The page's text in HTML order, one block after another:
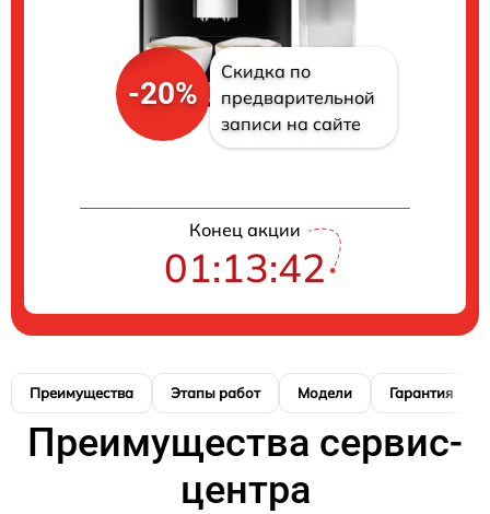
-20%
Скидка по
предварительной
записи на сайте
Конец акции
01:13:41
Преимущества Этапы работ Модели Гарантия
Преимущества сервис-
центра